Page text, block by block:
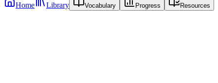
Home Library Vocabulary Progress Resources